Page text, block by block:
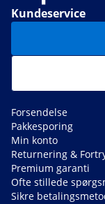
Kundeservice
Forsendelse
Pakkesporing
Min konto
Returnering &
Premium garanti
Ofte stillede
Sikre